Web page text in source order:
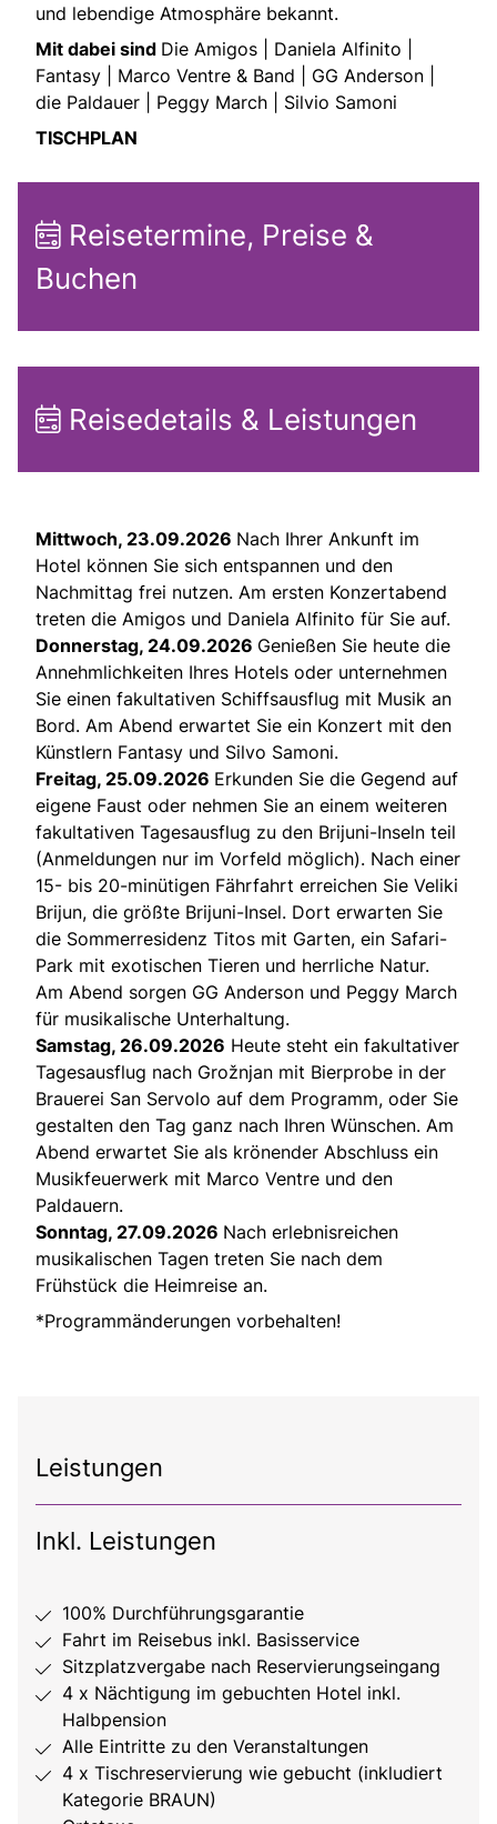
und lebendige Atmosphäre bekannt.
Mit dabei sind Die Amigos | Daniela Alfinito |
Fantasy | Marco Ventre & Band | GG Anderson |
die Paldauer | Peggy March | Silvio Samoni
TISCHPLAN
Reisetermine, Preise &
Buchen
Reisedetails & Leistungen
Mittwoch, 23.09.2026 Nach Ihrer Ankunft im
Hotel können Sie sich entspannen und den
Nachmittag frei nutzen. Am ersten Konzertabend
treten die Amigos und Daniela Alfinito für Sie auf.
Donnerstag, 24.09.2026 Genießen Sie heute die
Annehmlichkeiten Ihres Hotels oder unternehmen
Sie einen fakultativen Schiffsausflug mit Musik an
Bord. Am Abend erwartet Sie ein Konzert mit den
Künstlern Fantasy und Silvo Samoni.
Freitag, 25.09.2026 Erkunden Sie die Gegend auf
eigene Faust oder nehmen Sie an einem weiteren
fakultativen Tagesausflug zu den Brijuni-Inseln teil
(Anmeldungen nur im Vorfeld möglich). Nach einer
15- bis 20-minütigen Fährfahrt erreichen Sie Veliki
Brijun, die größte Brijuni-Insel. Dort erwarten Sie
die Sommerresidenz Titos mit Garten, ein Safari-
Park mit exotischen Tieren und herrliche Natur.
Am Abend sorgen GG Anderson und Peggy March
für musikalische Unterhaltung.
Samstag, 26.09.2026 Heute steht ein fakultativer
Tagesausflug nach Grožnjan mit Bierprobe in der
Brauerei San Servolo auf dem Programm, oder Sie
gestalten den Tag ganz nach Ihren Wünschen. Am
Abend erwartet Sie als krönender Abschluss ein
Musikfeuerwerk mit Marco Ventre und den
Paldauern.
Sonntag, 27.09.2026 Nach erlebnisreichen
musikalischen Tagen treten Sie nach dem
Frühstück die Heimreise an.
*Programmänderungen vorbehalten!
Leistungen
Inkl. Leistungen
100% Durchführungsgarantie
Fahrt im Reisebus inkl. Basisservice
Sitzplatzvergabe nach Reservierungseingang
4 x Nächtigung im gebuchten Hotel inkl.
Halbpension
Alle Eintritte zu den Veranstaltungen
4 x Tischreservierung wie gebucht (inkludiert
Kategorie BRAUN)